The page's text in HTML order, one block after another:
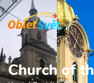
Church of